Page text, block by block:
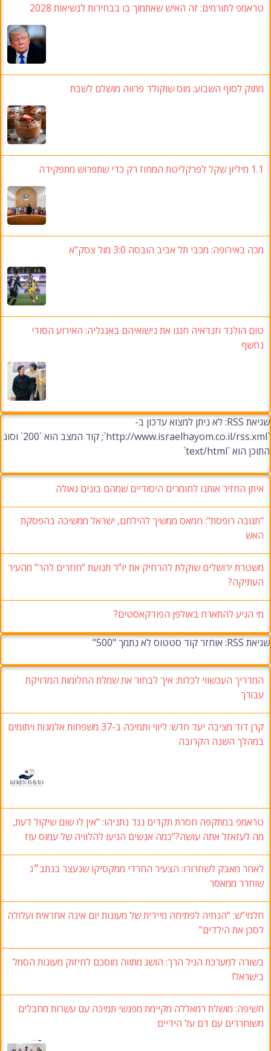
טראמפ לתורמים: זה האיש שאתמוך בו בבחירות לנשיאות
מתוק לסוף השבוע: מוס שוקולד פרווה מושלם לשבת
1.1 מיליון שקל לפרקליטת המחוז רק כדי שתפרוש מתפקידה
מכה באירופה: מכבי תל אביב הובסה 3:0 מול צסק"א
טום הולנד וזנדאיה חגגו את נישואיהם באנגליה: האירוע הסודי
נחשף
שגיאת RSS: לא ניתן למצוא עדכון ב-
`http://www.israelhayom.co.il/rss.xml`; קוד המצב הוא `200` וסוג
התוכן הוא `text/html`
איתן החזיר אותנו לחומרים היסודיים שמהם בונים גאולה
"תגובה רופסת": חמאס ממשיך להילחם, ישראל ממשיכה בהפסקת
האש
משטרת ירושלים שוקלת להרחיק את יו”ר תנועת “חוזרים להר” מהעיר
העתיקה?
מי הגיע להתארח באולפן הפודקאסטים?
שגיאת RSS: אוחזר קוד סטטוס לא נתמך "500"
המדריך העכשווי לכלות: איך לבחור את שמלת החלומות המדויקת
עבורך
קרן דוד מציבה יעד חדש: ליווי ותמיכה ב-37 משפחות אלמנות ויתומים
במהלך השנה הקרובה
טראמפ במתקפה חסרת תקדים נגד נתניהו: “אין לו שום שיקול דעת,
מה לעזאזל אתה עושה?“כמה אנשים הגיעו להלוויה של עמוס עוז
לאחר מאבק לשחרורו: הצעיר החרדי ממקסיקו שנעצר בנתב״ג
שוחרר ממאסר
חלמי”ש: “הנחיה לפתיחה מיידית של מעונות יום אינה אחראית ועלולה
לסכן את הילדים”
בשורה למערכת הגיל הרך: הושג מתווה מוסכם לחיזוק מעונות הסמל
בישראל!
חשיפה: מושלת רמאללה מקיימת מפגשי תמיכה עם עשרות מחבלים
משוחררים עם דם על הידיים